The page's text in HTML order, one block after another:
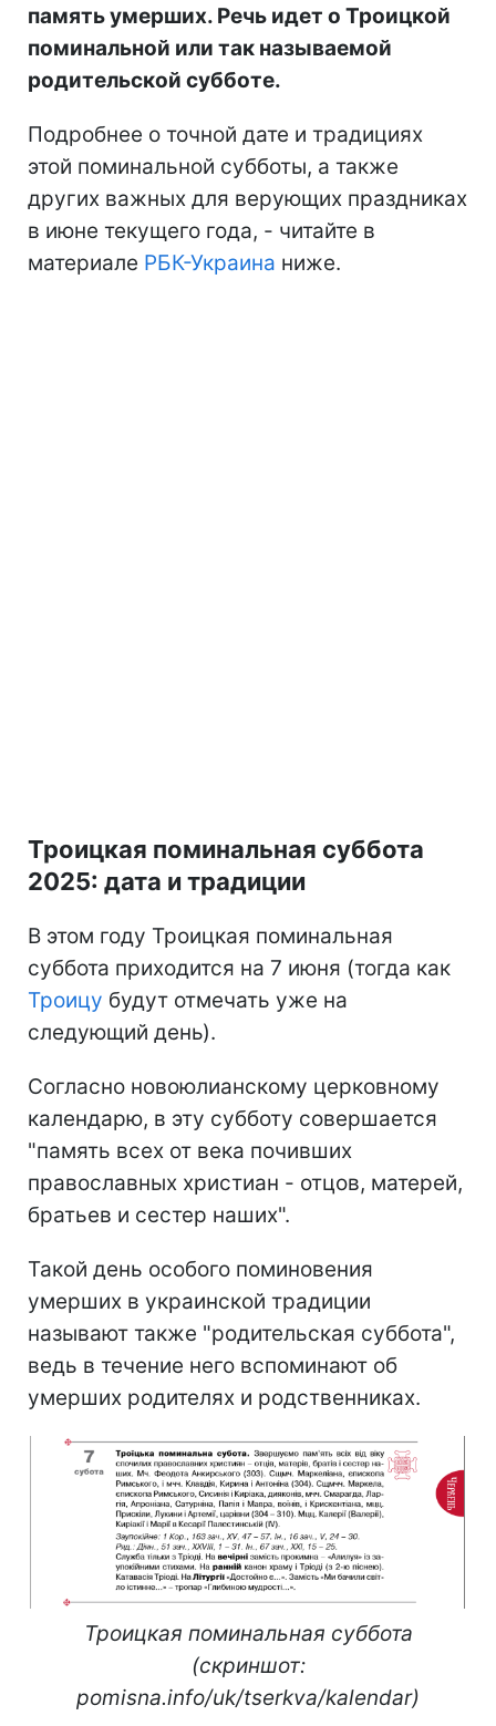
память умерших. Речь идет о Троицкой
поминальной или так называемой
родительской субботе.
Подробнее о точной дате и традициях
этой поминальной субботы, а также
других важных для верующих праздниках
в июне текущего года, - читайте в
материале РБК-Украина ниже.
Троицкая поминальная суббота
2025: дата и традиции
В этом году Троицкая поминальная
суббота приходится на 7 июня (тогда как
Троицу будут отмечать уже на
следующий день).
Согласно новоюлианскому церковному
календарю, в эту субботу совершается
"память всех от века почивших
православных христиан - отцов, матерей,
братьев и сестер наших".
Такой день особого поминовения
умерших в украинской традиции
называют также "родительская суббота",
ведь в течение него вспоминают об
умерших родителях и родственниках.
Троицкая поминальная суббота
(скриншот:
pomisna.info/uk/tserkva/kalendar)